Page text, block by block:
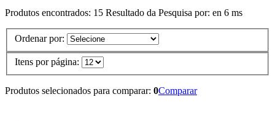
Produtos encontrados: 15 Resultado da Pesquisa por: en 6 ms
Ordenar por:
Itens por página:
Produtos selecionados para comparar: 0Comparar